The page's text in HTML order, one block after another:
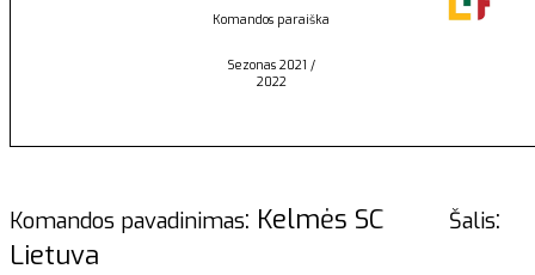
Komandos paraiška
Sezonas 2021 /
2022
Komandos pavadinimas: Kelmės SC Šalis:
Lietuva